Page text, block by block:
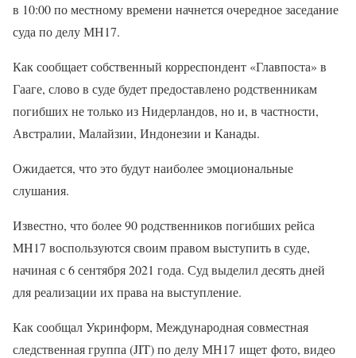
в 10:00 по местному времени начнется очередное заседание
суда по делу МН17.
Как сообщает собственный корреспондент «Главпоста» в
Гааге, слово в суде будет предоставлено родственникам
погибших не только из Нидерландов, но и, в частности,
Австралии, Малайзии, Индонезии и Канады.
Ожидается, что это будут наиболее эмоциональные
слушания.
Известно, что более 90 родственников погибших рейса
MH17 воспользуются своим правом выступить в суде,
начиная с 6 сентября 2021 года. Суд выделил десять дней
для реализации их права на выступление.
Как сообщал Укринформ, Международная совместная
следственная группа (JIT) по делу МН17 ищет фото, видео